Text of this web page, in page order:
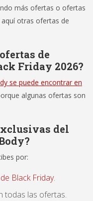
más ofertas o ofertas
otras ofertas de
de
Friday 2026?
se puede encontrar en
algunas ofertas son
del
por:
Black Friday.
todas las ofertas.